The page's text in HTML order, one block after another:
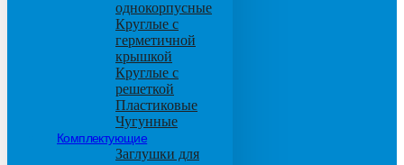
однокорпусные
Круглые с
герметичной
крышкой
Круглые с
решеткой
Пластиковые
Чугунные
Комплектующие
Заглушки для